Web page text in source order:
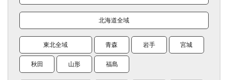
北海道全域
東北全域 青森 岩手 宮城
秋田 山形 福島